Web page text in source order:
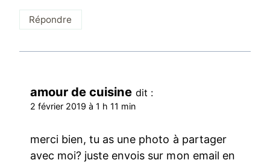
Répondre
amour de cuisine dit :
2 février 2019 à 1 h 11 min
merci bien, tu as une photo à partager
avec moi? juste envois sur mon email en